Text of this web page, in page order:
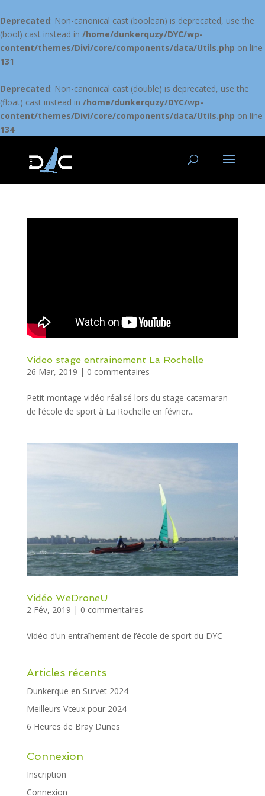
Deprecated: Non-canonical cast (boolean) is deprecated, use the
(bool) cast instead in /home/dunkerquzy/DYC/wp-
content/themes/Divi/core/components/data/Utils.php on line
131
Deprecated: Non-canonical cast (double) is deprecated, use the
(float) cast instead in /home/dunkerquzy/DYC/wp-
content/themes/Divi/core/components/data/Utils.php on line
134
Video stage entrainement La Rochelle
26 Mar, 2019 | 0 commentaires
Petit montage vidéo réalisé lors du stage catamaran
de l’école de sport à La Rochelle en février...
Vidéo WeDroneU
2 Fév, 2019 | 0 commentaires
Vidéo d’un entraînement de l’école de sport du DYC
Articles récents
Dunkerque en Survet 2024
Meilleurs Vœux pour 2024
6 Heures de Bray Dunes
Connexion
Inscription
Connexion